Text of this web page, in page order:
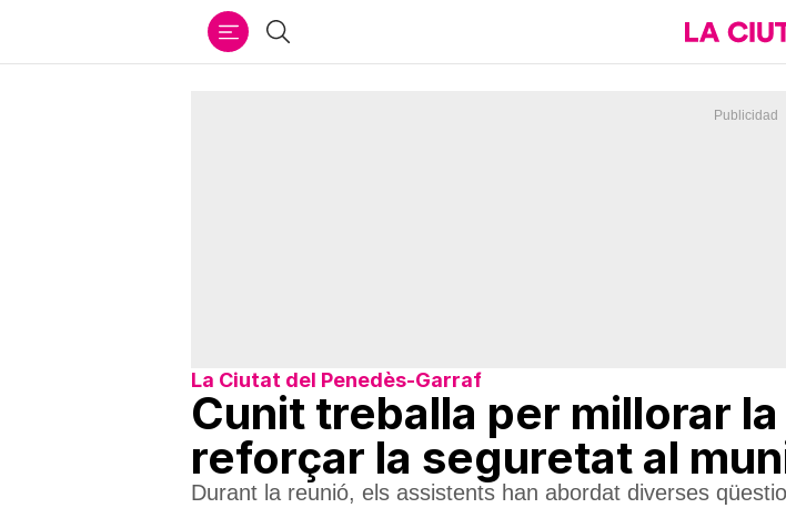
Cercar
La Ciutat del Penedès-Garraf
Cunit treballa per millorar
reforçar la seguretat al
Durant la reunió, els assistents han abordat diverses